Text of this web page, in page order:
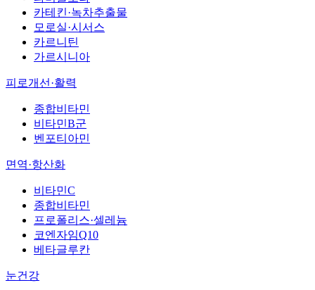
카테킨·녹차추출물
모로실·시서스
카르니틴
가르시니아
피로개선·활력
종합비타민
비타민B군
벤포티아민
면역·항산화
비타민C
종합비타민
프로폴리스·셀레늄
코엔자임Q10
베타글루칸
눈건강